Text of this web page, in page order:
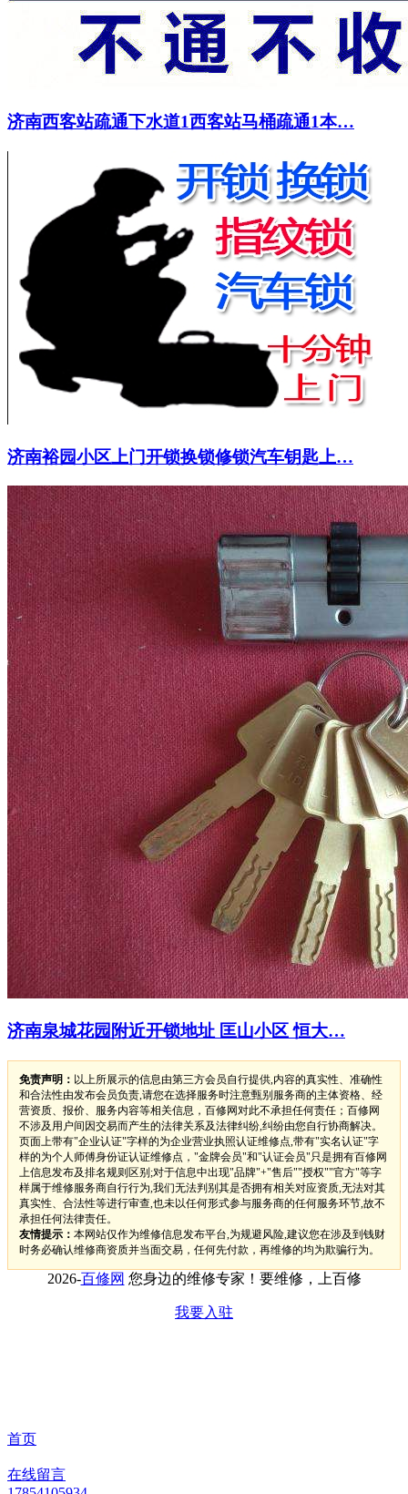
济南西客站疏通下水道1西客站马桶疏通1本…
济南裕园小区上门开锁换锁修锁汽车钥匙上…
济南泉城花园附近开锁地址 匡山小区 恒大…
免责声明： 以上所展示的信息由第三方会员自行提供,内容的真实性、准确性
和合法性由发布会员负责,请您在选择服务时注意甄别服务商的主体资格、经
营资质、报价、服务内容等相关信息，百修网对此不承担任何责任；百修网
不涉及用户间因交易而产生的法律关系及法律纠纷,纠纷由您自行协商解决。
页面上带有"企业认证"字样的为企业营业执照认证维修点,带有"实名认证"字
样的为个人师傅身份证认证维修点，"金牌会员"和"认证会员"只是拥有百修网
上信息发布及排名规则区别;对于信息中出现"品牌"+"售后""授权""官方"等字
样属于维修服务商自行行为,我们无法判别其是否拥有相关对应资质,无法对其
真实性、合法性等进行审查,也未以任何形式参与服务商的任何服务环节,故不
承担任何法律责任。
友情提示： 本网站仅作为维修信息发布平台,为规避风险,建议您在涉及到钱财
时务必确认维修商资质并当面交易，任何先付款，再维修的均为欺骗行为。
2026-百修网 您身边的维修专家！要维修，上百修
我要入驻
首页
在线留言